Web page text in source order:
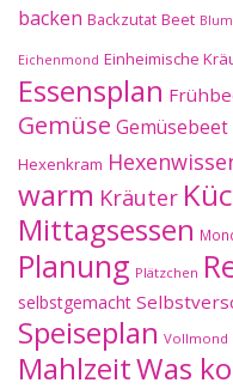
backen Backzutat Beet
Eichenmond Einheimische
Essensplan
Gemüse Gemüsebeet
Hexenkram
warm Kräuter
Mittagsessen
Planung Plätzchen
selbstgemacht
Speiseplan Vollmond
MahlzeitWas